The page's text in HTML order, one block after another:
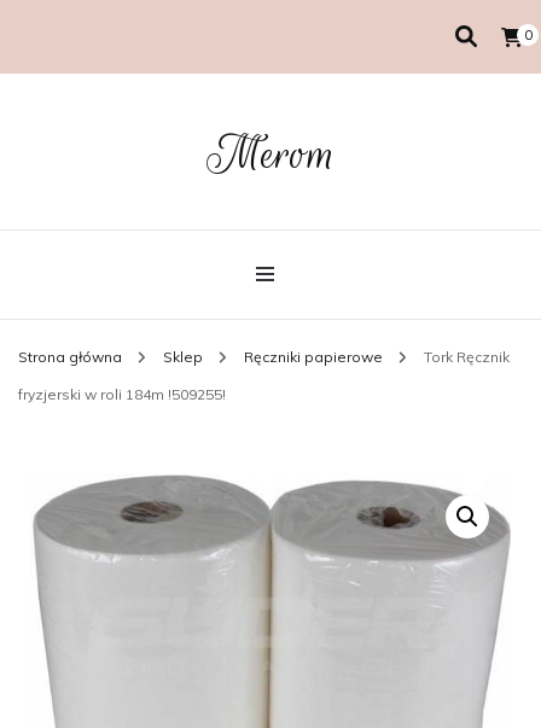
0
Merom
Strona główna Sklep Ręczniki papierowe Tork Ręcznik
fryzjerski w roli 184m !509255!